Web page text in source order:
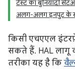
टेस्ट का बुनियादी
अलग-अलग इनपुट के
किसी एचएएल
सकते हैं. HAL लागू
तरीका यह है कि